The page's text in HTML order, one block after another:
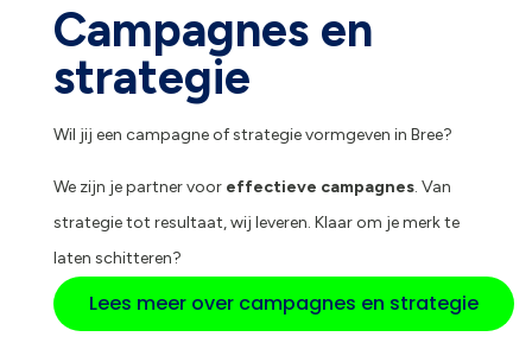
Campagnes en
strategie
Wil jij een campagne of strategie vormgeven in Bree?
We zijn je partner voor effectieve campagnes. Van
strategie tot resultaat, wij leveren. Klaar om je merk te
laten schitteren?
Lees meer over campagnes en strategie